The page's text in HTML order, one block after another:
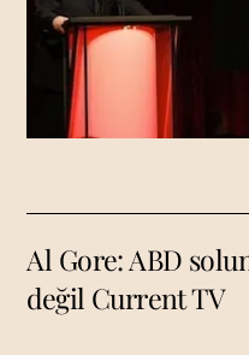
Al Gore: ABD
değil Current TV